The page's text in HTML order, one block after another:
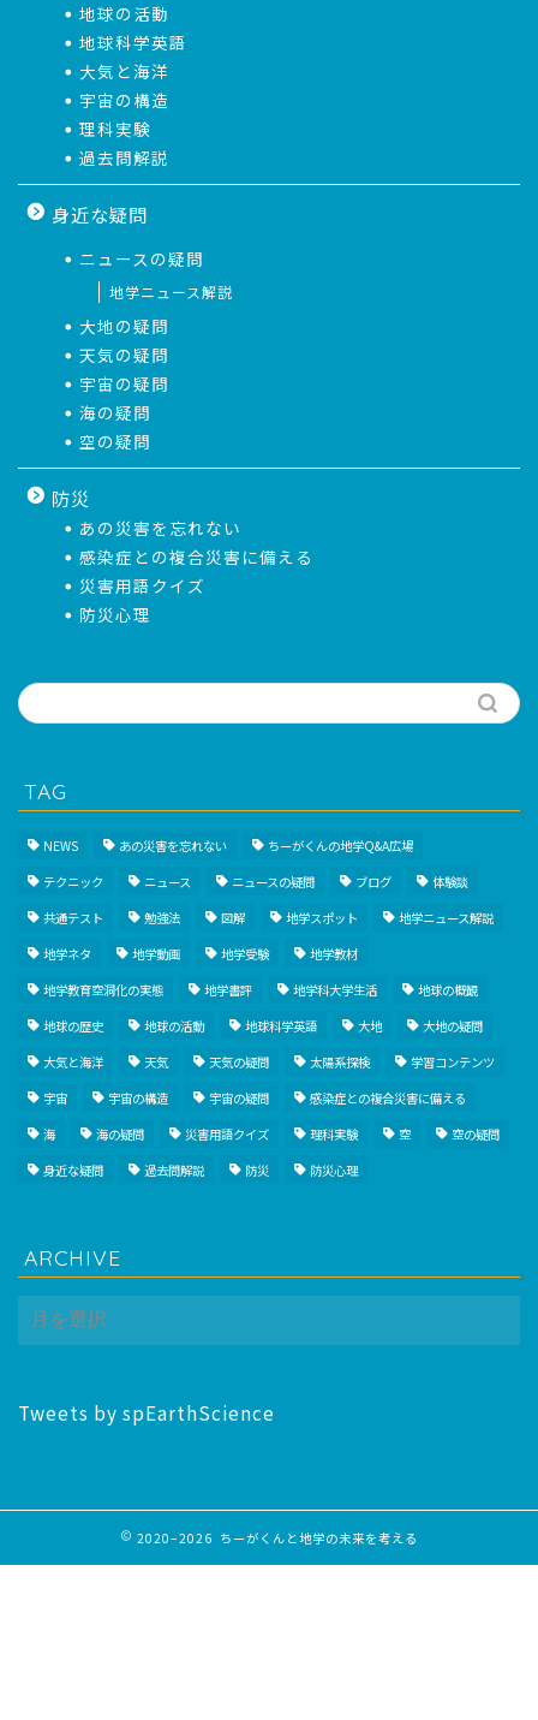
地球の活動
地球科学英語
大気と海洋
宇宙の構造
理科実験
過去問解説
身近な疑問
ニュースの疑問
地学ニュース解説
大地の疑問
天気の疑問
宇宙の疑問
海の疑問
空の疑問
防災
あの災害を忘れない
感染症との複合災害に備える
災害用語クイズ
防災心理
TAG
NEWS あの災害を忘れない
ちーがくんの地学Q&A広場
テクニック
ニュース ニュースの疑問 ブログ
体験談
共通テスト
勉強法 図解 地学スポット
地学ニュース解説
地学ネタ
地学動画 地学受験
地学教材
地学教育空洞化の実態
地学書評 地学科大学生活
地球の概観
地球の歴史
地球の活動 地球科学英語 大地
大地の疑問
大気と海洋
天気 天気の疑問 太陽系探検
学習コンテンツ
宇宙
宇宙の構造 宇宙の疑問
感染症との複合災害に備える
海
海の疑問 災害用語クイズ 理科実験 空
空の疑問
身近な疑問
過去問解説 防災 防災心理
ARCHIVE
ARCHIVE
Tweets by spEarthScience
2020–2026 ちーがくんと地学の未来を考える